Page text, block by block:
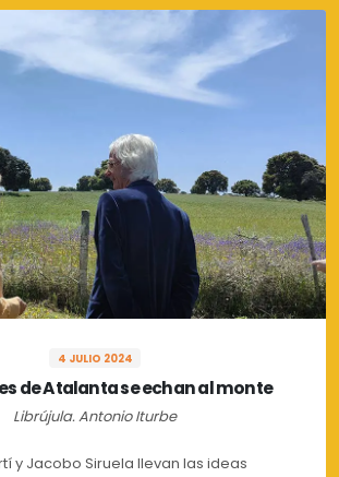
4 JULIO 2024
de Atalanta se echan al monte
Librújula. Antonio Iturbe
y Jacobo Siruela llevan las ideas